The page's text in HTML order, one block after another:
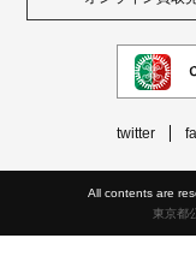
twitter
All contents are
東京都